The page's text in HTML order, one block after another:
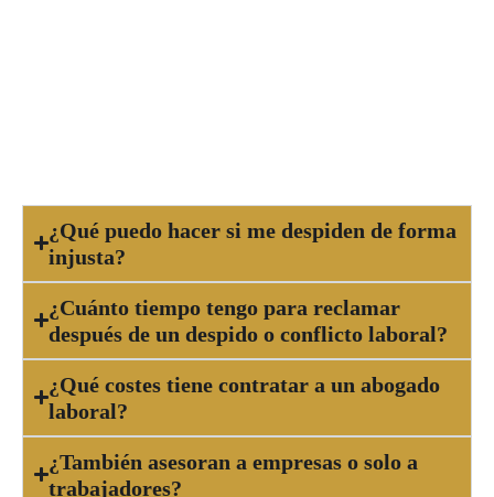
¿Qué puedo hacer si me despiden de forma
injusta?
¿Cuánto tiempo tengo para reclamar
después de un despido o conflicto laboral?
¿Qué costes tiene contratar a un abogado
laboral?
¿También asesoran a empresas o solo a
trabajadores?